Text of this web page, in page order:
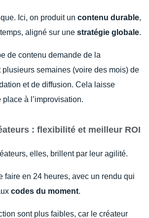
Ici, on produit un contenu durable,
aligné sur une stratégie globale.
de contenu demande de la
plusieurs semaines (voire des mois) de
et de diffusion. Cela laisse
à l’improvisation.
: flexibilité et meilleur ROI
elles, brillent par leur agilité.
faire en 24 heures, avec un rendu qui
codes du moment.
sont plus faibles, car le créateur